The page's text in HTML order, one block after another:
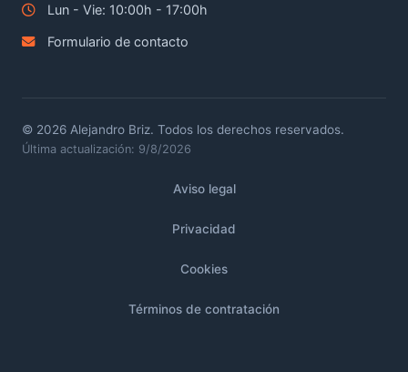
Lun - Vie: 10:00h - 17:00h
Formulario de contacto
© 2026 Alejandro Briz. Todos los derechos reservados.
Última actualización: 9/8/2026
Aviso legal
Privacidad
Cookies
Términos de contratación